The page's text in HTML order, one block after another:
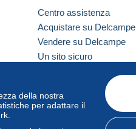
della nostra
per adattare il
Centro assistenza
Acquistare su Delcampe
Vendere su Delcampe
Un sito sicuro